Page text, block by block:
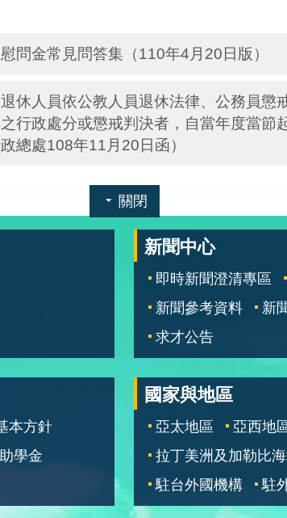
問金常見問答集（110年4月20日版）
休人員依公教人員退休法律、公務員懲
行政處分或懲戒判決者，自當年度當節
總處108年11月20日函）
關閉
新聞中心
即時新聞澄清專區
新聞參考資料
新
求才公告
本方針
學金
國家與地區
亞太地區 亞西地
拉丁美洲及加勒比
駐台外國機構
駐